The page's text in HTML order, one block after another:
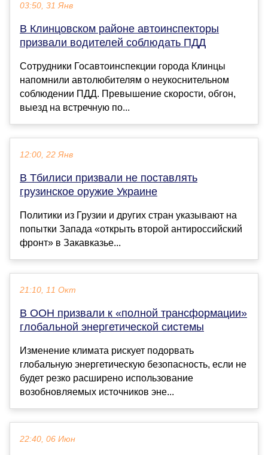
03:50, 31 Янв
В Клинцовском районе автоинспекторы
призвали водителей соблюдать ПДД
Сотрудники Госавтоинспекции города Клинцы
напомнили автолюбителям о неукоснительном
соблюдении ПДД. Превышение скорости, обгон,
выезд на встречную по...
12:00, 22 Янв
В Тбилиси призвали не поставлять
грузинское оружие Украине
Политики из Грузии и других стран указывают на
попытки Запада «открыть второй антироссийский
фронт» в Закавказье...
21:10, 11 Окт
В ООН призвали к «полной трансформации»
глобальной энергетической системы
Изменение климата рискует подорвать
глобальную энергетическую безопасность, если не
будет резко расширено использование
возобновляемых источников эне...
22:40, 06 Июн